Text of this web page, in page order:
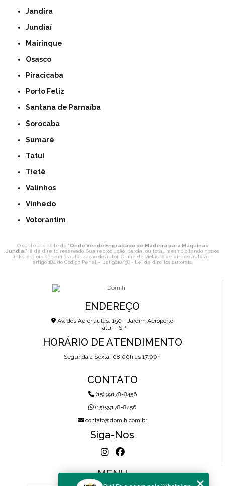
Jandira
Jundiaí
Mairinque
Osasco
Piracicaba
Porto Feliz
Santana de Parnaíba
Sorocaba
Sumaré
Tatuí
Tietê
Valinhos
Vinhedo
Votorantim
O conteúdo do texto "Onde Vende Engradado de Madeira para Máquinas
Jundiaí" é de direito reservado. Sua reprodução, parcial ou total, mesmo citando nossos
links, é proibida sem a autorização do autor. Crime de violação de direito autoral –
artigo 184 do Código Penal – Lei 9610/98 - Lei de direitos autorais
ENDEREÇO
Av. dos Aeronautas, 150 - Jardim Aeroporto
Tatuí - SP
HORÁRIO DE ATENDIMENTO
Segunda a Sexta: 08:00h às 17:00h
CONTATO
(15) 99178-8456
(15) 99178-8456
contato@domih.com.br
Siga-Nos
MENU